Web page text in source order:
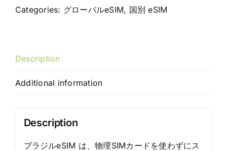
eSIM
専
プ
quantity
Categories: グローバルeSIM, 国別 eSIM
Description
Additional information
Description
ブラジルeSIM は、物理SIMカードを使わずにス